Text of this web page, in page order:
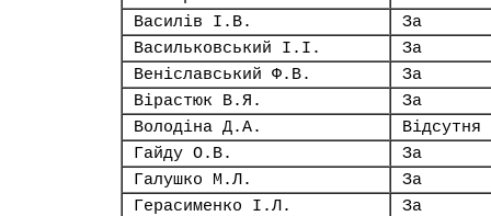
Василів І.В.
За
Васильковський І.І.
За
Веніславський Ф.В.
За
Вірастюк В.Я.
За
Володіна Д.А.
Відсутня
Гайду О.В.
За
Галушко М.Л.
За
Герасименко І.Л.
За